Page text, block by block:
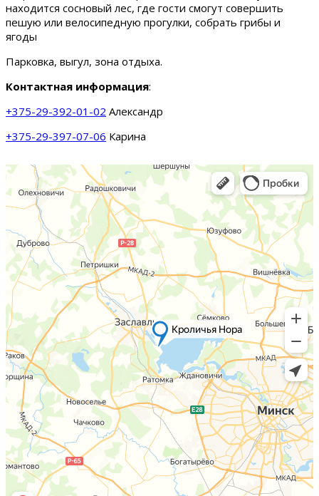
находится сосновый лес, где гости смогут совершить
пешую или велосипедную прогулки, собрать грибы и
ягоды
Парковка, выгул, зона отдыха.
Контактная информация:
+375-29-392-01-02 Александр
+375-29-397-07-06 Карина